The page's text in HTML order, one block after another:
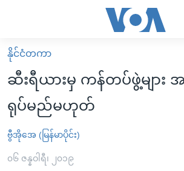
လွယ်ကူ
စေ
သည့်
Link
များ
ပင်မ
မူလစာမျက်နှာ
မြန်မာ
ကမ္ဘာ့သတင်းများ
နိုင်ငံတကာ
အမေရိကန်
ဗွီဒီယို
သတင်းလွတ်လပ်ခွင့်
နိုင်ငံတကာ
ဆီးရီယားမှ ကန်တပ်ဖွဲ့များ
ရုပ်မည်မဟုတ်
ဗွီအိုအေ (မြန်မာပိုင်း)
၀၆ ဇန္နဝါရီ၊ ၂၀၁၉